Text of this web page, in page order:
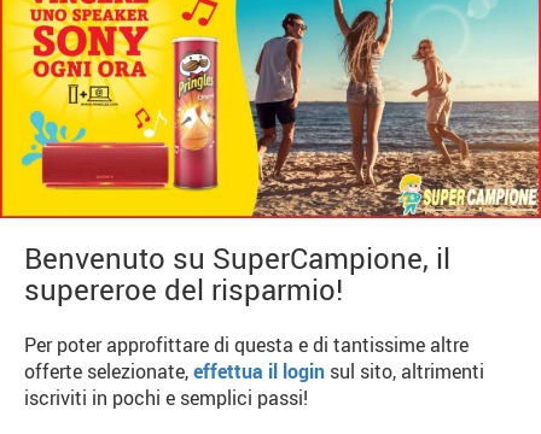
Benvenuto su SuperCampione, il
supereroe del risparmio!
Per poter approfittare di questa e di tantissime altre
offerte selezionate,effettua il login sul sito, altrimenti
iscriviti in pochi e semplici passi!